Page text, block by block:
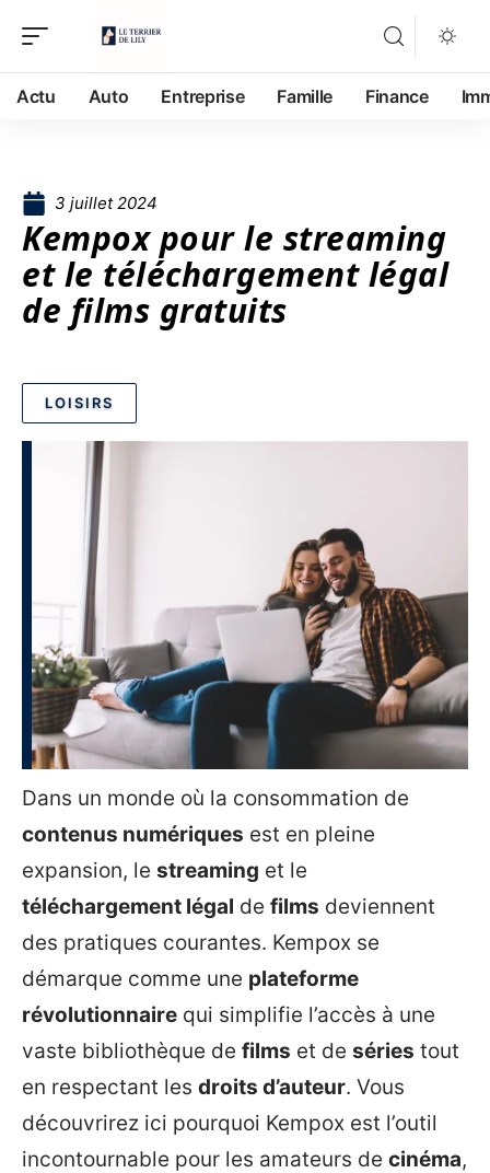
Actu Auto Entreprise Famille Finance
3 juillet 2024
Kempox pour le streaming
et le téléchargement légal
de films gratuits
LOISIRS
Dans un monde où la consommation de
contenus numériques est en pleine
expansion, le streaming et le
téléchargement légal de films deviennent
des pratiques courantes. Kempox se
démarque comme une plateforme
révolutionnaire qui simplifie l’accès à une
vaste bibliothèque de films et de séries tout
en respectant les droits d’auteur. Vous
découvrirez ici pourquoi Kempox est l’outil
incontournable pour les amateurs de cinéma,